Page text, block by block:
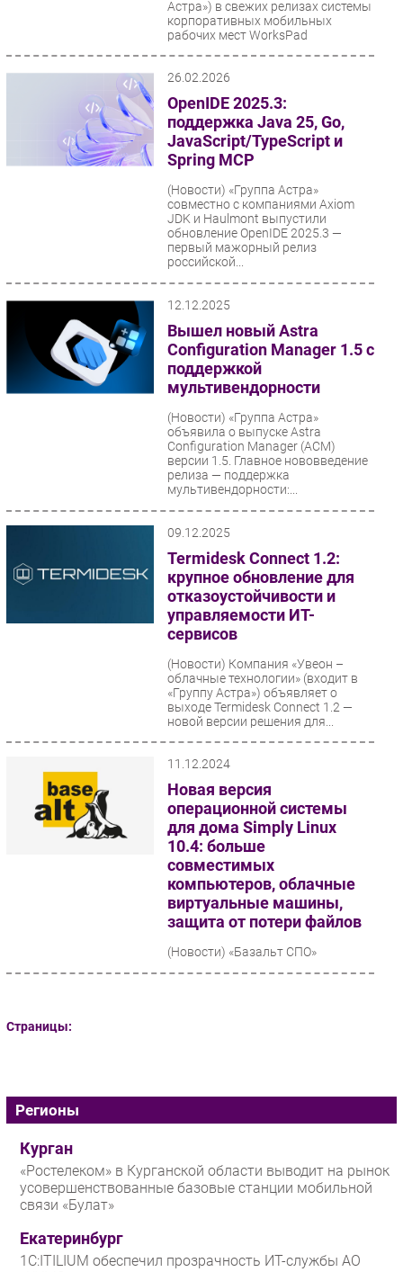
Астра») в свежих релизах системы
корпоративных мобильных
рабочих мест WorksPad
26.02.2026
OpenIDE 2025.3:
поддержка Java 25, Go,
JavaScript/TypeScript и
Spring MCP
(Новости) «Группа Астра»
совместно с компаниями Axiom
JDK и Haulmont выпустили
обновление OpenIDE 2025.3 —
первый мажорный релиз
российской...
12.12.2025
Вышел новый Astra
Configuration Manager 1.5 с
поддержкой
мультивендорности
(Новости) «Группа Астра»
объявила о выпуске Astra
Configuration Manager (ACM)
версии 1.5. Главное нововведение
релиза — поддержка
мультивендорности:...
09.12.2025
Termidesk Connect 1.2:
крупное обновление для
отказоустойчивости и
управляемости ИТ-
сервисов
(Новости) Компания «Увеон –
облачные технологии» (входит в
«Группу Астра») объявляет о
выходе Termidesk Connect 1.2 —
новой версии решения для...
11.12.2024
Новая версия
операционной системы
для дома Simply Linux
10.4: больше
совместимых
компьютеров, облачные
виртуальные машины,
защита от потери файлов
(Новости) «Базальт СПО»
Страницы:
Регионы
Курган
«Ростелеком» в Курганской области выводит на рынок
усовершенствованные базовые станции мобильной
связи «Булат»
Екатеринбург
1С:ITILIUM обеспечил прозрачность ИТ-службы АО